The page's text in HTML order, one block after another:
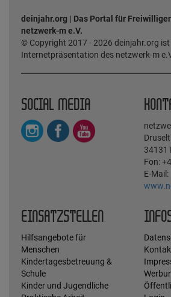
deinjahr.org | Das Portal für
netzwerk-m e.V.
© Copyright 2017 - 2026 deinjahr.org ist
Internetpräsentation des netzwerk-m
SOCIAL MEDIA
34131
Fon:
E-
EINSATZSTELLEN
Hilfsangebote für
Menschen
Kindertagesbetreuung &
Schule
Kinder und Jugendliche